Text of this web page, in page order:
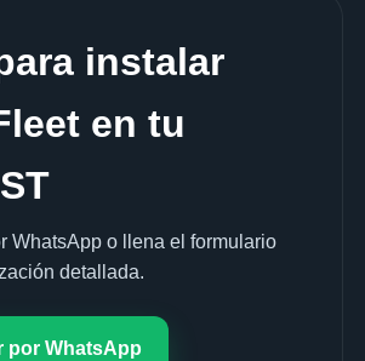
instalar
en tu
WhatsApp o llena el formulario
detallada.
por WhatsApp